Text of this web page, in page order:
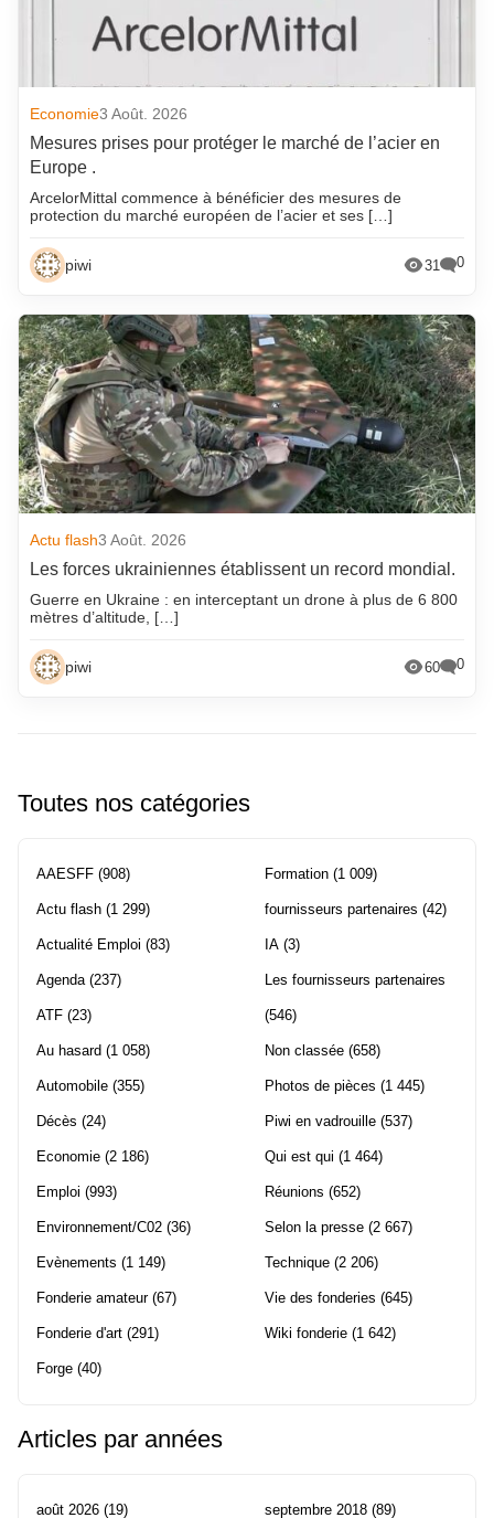
Economie3 Août. 2026
Mesures prises pour protéger le marché de l’acier en
Europe .
ArcelorMittal commence à bénéficier des mesures de
protection du marché européen de l’acier et ses […]
piwi 31 0
Actu flash3 Août. 2026
Les forces ukrainiennes établissent un record mondial.
Guerre en Ukraine : en interceptant un drone à plus de 6 800
mètres d’altitude, […]
piwi 60 0
Toutes nos catégories
AAESFF (908)
Actu flash (1 299)
Actualité Emploi (83)
Agenda(237)
ATF (23)
Au hasard (1 058)
Automobile (355)
Décès (24)
Economie (2 186)
Emploi (993)
Environnement/C02 (36)
Evènements (1 149)
Fonderie amateur(67)
Fonderie d'art (291)
Forge (40)
Formation (1 009)
fournisseurs partenaires (42)
IA (3)
Les fournisseurs partenaires
(546)
Non classée (658)
Photos de pièces (1 445)
Piwi en vadrouille (537)
Qui est qui (1 464)
Réunions (652)
Selon la presse (2 667)
Technique (2 206)
Vie des fonderies (645)
Wiki fonderie (1 642)
Articles par années
août 2026 (19) septembre 2018 (89)